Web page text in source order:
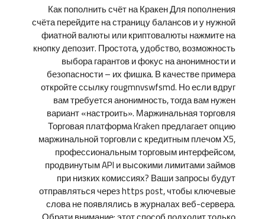
Как пополнить счёт на Кракен Для пополнения
счёта перейдите на страницу балансов и у нужной
фиатной валюты или криптовалюты нажмите на
кнопку депозит. Простота, удобство, возможность
выбора гарантов и фокус на анонимности и
безопасности – их фишка. В качестве примера
откройте ссылку rougmnvswfsmd. Но если вдруг
вам требуется анонимность, тогда вам нужен
вариант «настроить». Маржинальная торговля
Торговая платформа Kraken предлагает опцию
маржинальной торговли с кредитным плечом Х5,
профессиональным торговым интерфейсом,
продвинутым API и высокими лимитами займов
при низких комиссиях? Ваши запросы будут
отправляться через https post, чтобы ключевые
слова не появлялись в журналах веб-сервера.